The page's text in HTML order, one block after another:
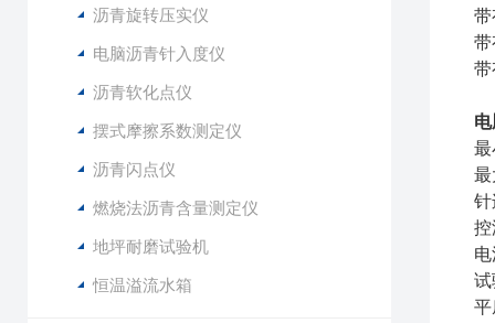
沥青旋转压实仪
电脑沥青针入度仪
沥青软化点仪
摆式摩擦系数测定仪
沥青闪点仪
燃烧法沥青含量测定仪
地坪耐磨试验机
恒温溢流水箱
带
带
带
最
平